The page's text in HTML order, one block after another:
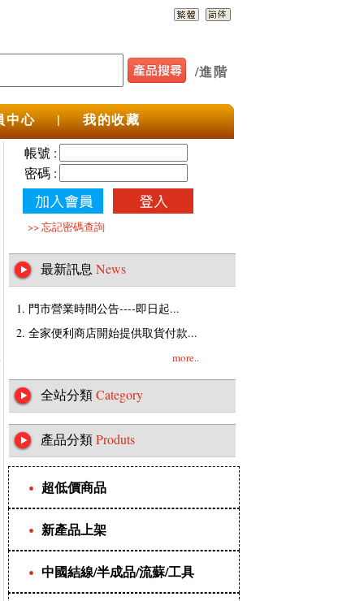
/進階
中心 | 我的收藏
帳號 :
密碼 :
>>忘記密碼查詢
最新訊息 News
1. 門市營業時間公告----即日起...
2. 全家便利商店開始提供取貨付款...
more..
全站分類Category
產品分類Produts
超低價商品
新產品上架
中國結線/半成品/流蘇/工具